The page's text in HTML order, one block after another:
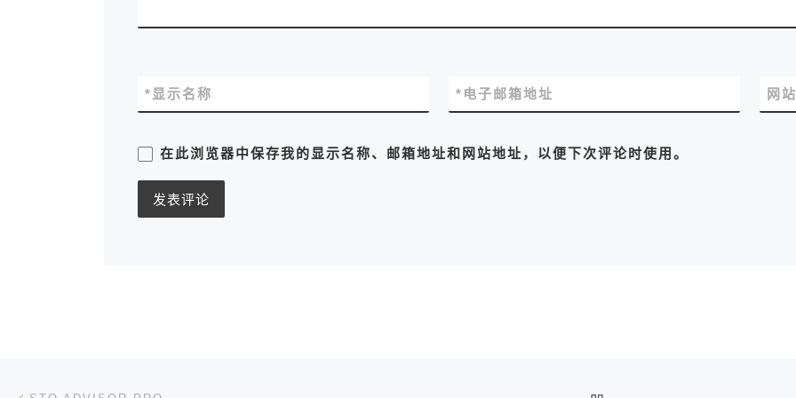
显示名称
* 电子邮箱地址
* 网
在此浏览器中保存我的显示名称、邮箱地址和网站地址，以便下次评论时使用。
文章导航